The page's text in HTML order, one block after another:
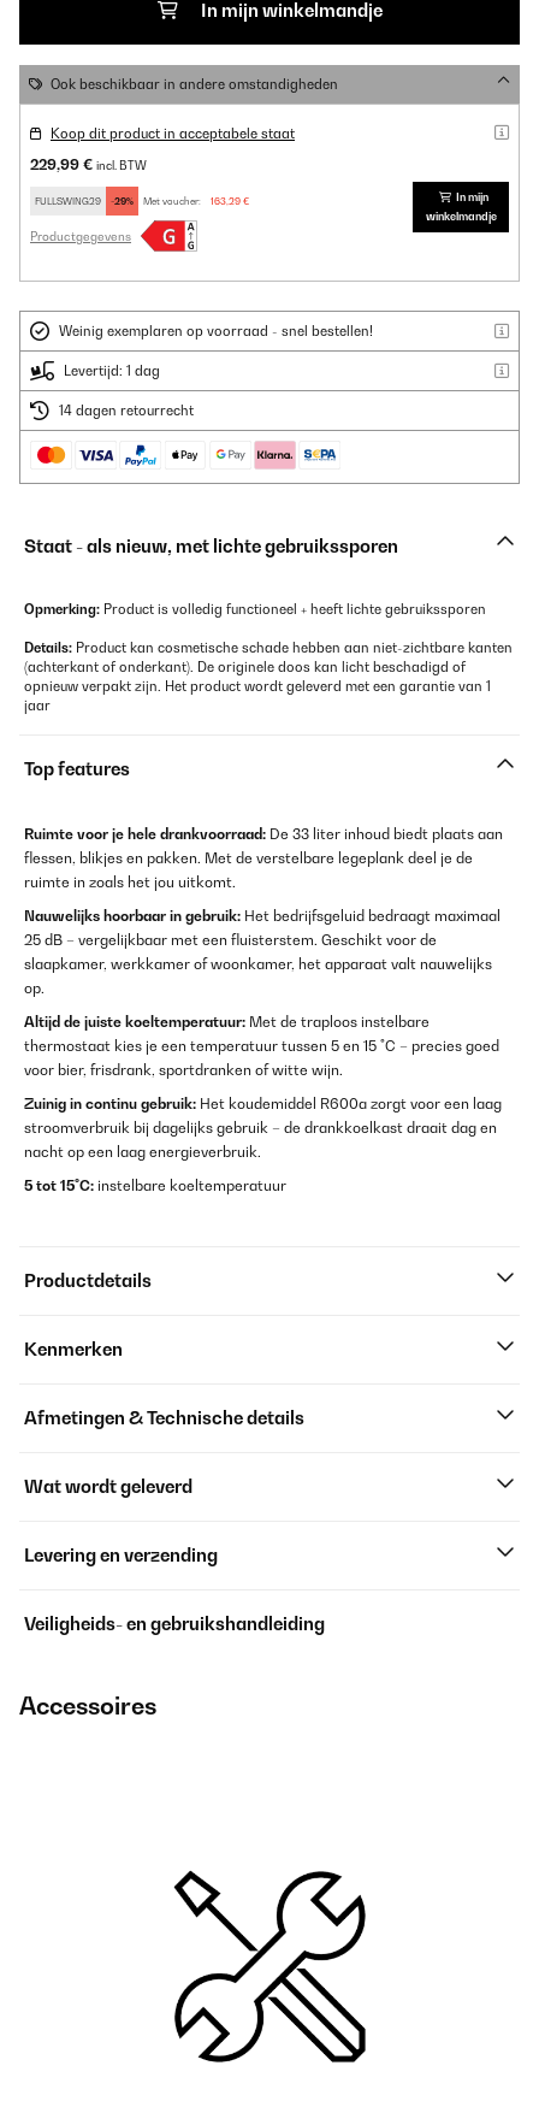
In mijn winkelmandje
Ook beschikbaar in andere omstandigheden
Koop dit product in acceptabele staat
229,99 € incl. BTW
FULLSWING29 -29% Met voucher: 163,29 €
Productgegevens
In mijn
winkelmandje
Weinig exemplaren op voorraad - snel bestellen!
Levertijd: 1 dag
14 dagen retourrecht
Staat - als nieuw, met lichte gebruikssporen
Opmerking: Product is volledig functioneel + heeft lichte gebruikssporen
Details: Product kan cosmetische schade hebben aan niet-zichtbare kanten
(achterkant of onderkant). De originele doos kan licht beschadigd of
opnieuw verpakt zijn. Het product wordt geleverd met een garantie van 1
jaar
Top features
Ruimte voor je hele drankvoorraad: De 33 liter inhoud biedt plaats aan
flessen, blikjes en pakken. Met de verstelbare legeplank deel je de
ruimte in zoals het jou uitkomt.
Nauwelijks hoorbaar in gebruik: Het bedrijfsgeluid bedraagt maximaal
25 dB – vergelijkbaar met een fluisterstem. Geschikt voor de
slaapkamer, werkkamer of woonkamer, het apparaat valt nauwelijks
op.
Altijd de juiste koeltemperatuur: Met de traploos instelbare
thermostaat kies je een temperatuur tussen 5 en 15 °C – precies goed
voor bier, frisdrank, sportdranken of witte wijn.
Zuinig in continu gebruik: Het koudemiddel R600a zorgt voor een laag
stroomverbruik bij dagelijks gebruik – de drankkoelkast draait dag en
nacht op een laag energieverbruik.
5 tot 15°C: instelbare koeltemperatuur
Productdetails
Kenmerken
Afmetingen & Technische details
Wat wordt geleverd
Levering en verzending
Veiligheids- en gebruikshandleiding
Accessoires